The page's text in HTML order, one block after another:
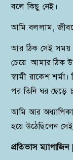
বলে কিছু নেই।
আমি বললাম,
আর ঠিক সেই সময়
চেয়ে আমার ঠিক
স্বামী রাকেশ
পর তিনি ঘর ছেড়ে
আমি আর অধ্যাপিকা
হয়ে উঠেছিলেন সেই
প্রতিভাস ম্যাগাজিন